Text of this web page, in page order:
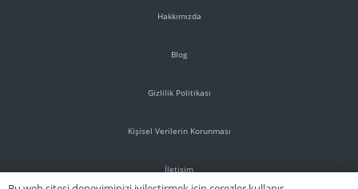
Hakkımızda
Blog
Gizlilik Politikası
Kişisel Verilerin Korunması
İletişim